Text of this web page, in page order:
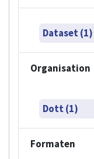
Dataset (1)
Organisation
Dott (1)
Formaten